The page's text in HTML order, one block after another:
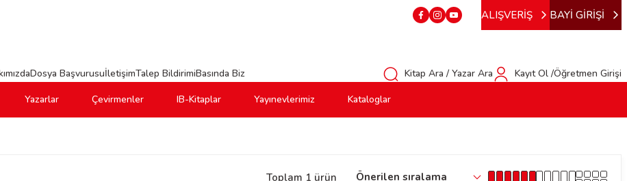
ALIŞVERİŞ BAYİ GİRİŞİ
Dosya BaşvurusuİletişimTalep BildirimiBasında Biz Kitap Ara / Yazar Ara
Kayıt Ol /Öğretmen Girişi
Yazarlar Çevirmenler IB-Kitaplar Yayınevlerimiz
Kataloglar
Toplam 1 ürün